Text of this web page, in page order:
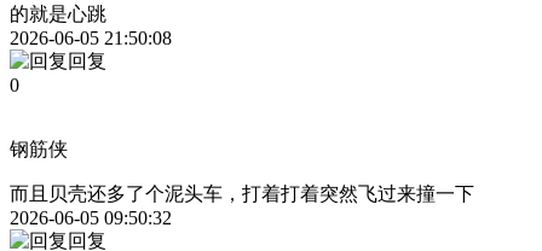
的就是心跳
2026-06-05 21:50:08
回复
0
钢筋侠
而且贝壳还多了个泥头车，打着打着突然飞过来撞一下
2026-06-05 09:50:32
回复